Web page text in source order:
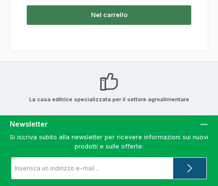
Nel carrello
La casa editrice specializzata per il settore agroalimentare
Newsletter
Si iscriva subito alla newsletter per ricevere informazioni sui nuovi
prodotti e sulle offerte.
e-
*